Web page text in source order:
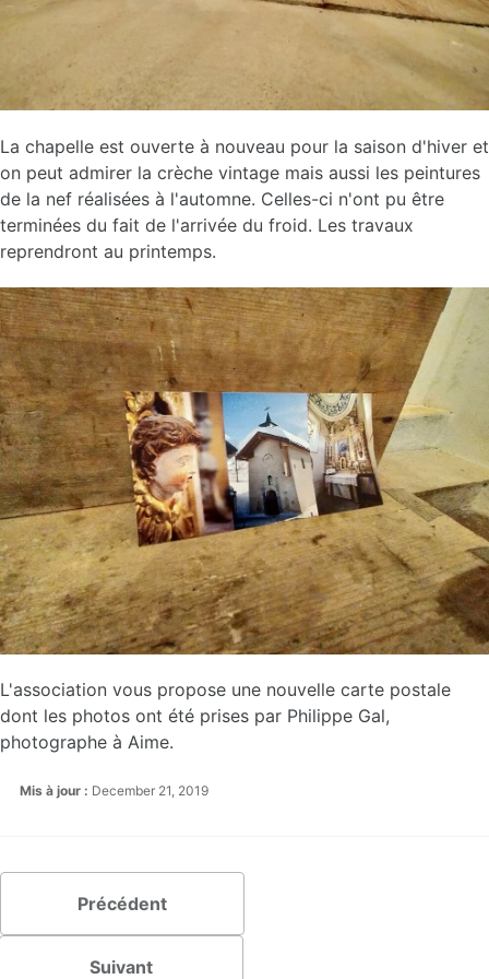
La chapelle est ouverte à nouveau pour la saison d'hiver et
on peut admirer la crèche vintage mais aussi les peintures
de la nef réalisées à l'automne. Celles-ci n'ont pu être
terminées du fait de l'arrivée du froid. Les travaux
reprendront au printemps.
L'association vous propose une nouvelle carte postale
dont les photos ont été prises par Philippe Gal,
photographe à Aime.
Mis à jour : December 21, 2019
Précédent
Suivant